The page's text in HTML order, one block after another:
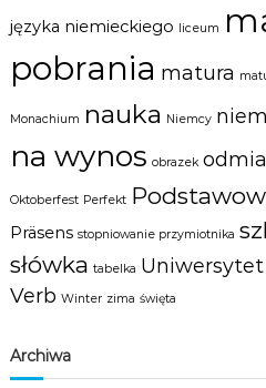
języka niemieckiego liceum
pobrania matura
Monachium nauka Niemcy
na wynos obrazek
Oktoberfest Perfekt
Präsens stopniowanie przymiotnika
słówka tabelka
Verb Winter zima święta
Archiwa